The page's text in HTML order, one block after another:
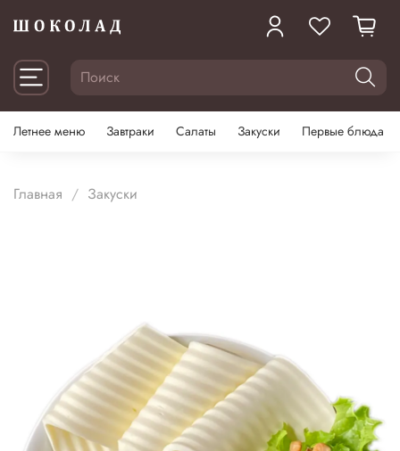
Летнее меню Завтраки Салаты Закуски Первые блюда
Главная Закуски